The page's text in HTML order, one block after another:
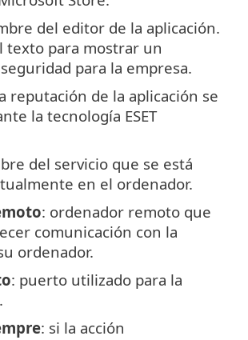
del editor de la aplicación.
texto para mostrar un
para la empresa.
reputación de la aplicación se
la tecnología ESET
del servicio que se está
en el ordenador.
: ordenador remoto que
comunicación con la
ordenador.
: puerto utilizado para la
: si la acción